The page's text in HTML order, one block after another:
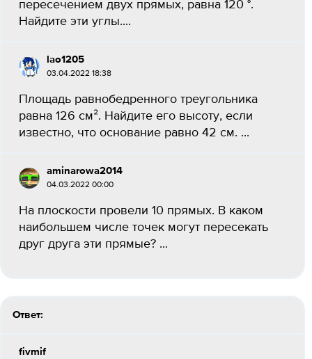
пересечением двух прямых, равна 120 °.
Найдите эти углы.​...
lao1205
03.04.2022 18:38
Площадь равнобедренного треугольника
равна 126 см². Найдите его высоту, если
известно, что основание равно 42 см. ​...
aminarowa2014
04.03.2022 00:00
На плоскости провели 10 прямых. В каком
наибольшем числе точек могут пересекать
друг друга эти прямые? ​...
Ответ:
fivmif